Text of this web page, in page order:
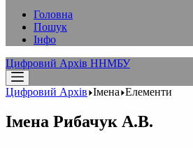
Головна
Пошук
Інфо
Цифровий Архів ННМБУ
Цифровий Архів Імена Елементи
Імена Рибачук А.В.